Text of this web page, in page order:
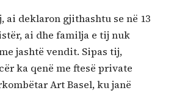
ai deklaron gjithashtu se në 13
ai dhe familja e tij nuk
jashtë vendit. Sipas tij,
ka qenë me ftesë private
Art Basel, ku janë